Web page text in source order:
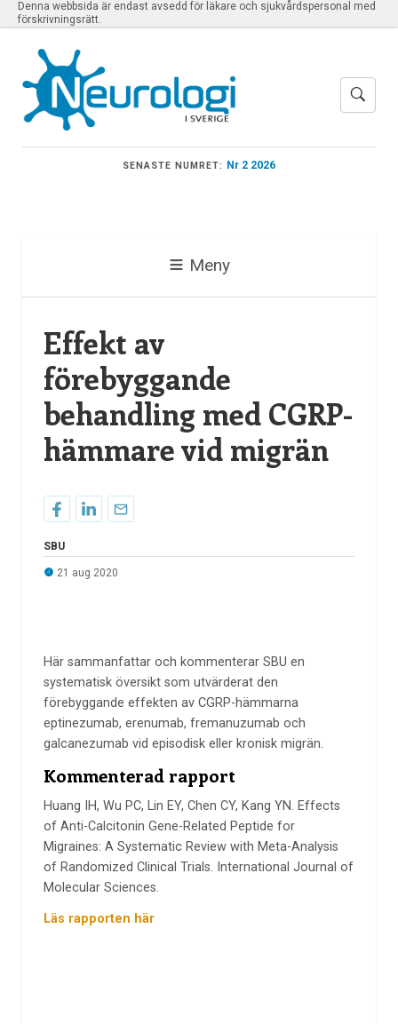
Denna webbsida är endast avsedd för läkare och sjukvårdspersonal med
förskrivningsrätt.
SENASTE NUMRET: Nr 2 2026
Meny
Effekt av
förebyggande
behandling med CGRP-
hämmare vid migrän
SBU
21 aug 2020
Här sammanfattar och kommenterar SBU en
systematisk översikt som utvärderat den
förebyggande effekten av CGRP-hämmarna
eptinezumab, erenumab, fremanuzumab och
galcanezumab vid episodisk eller kronisk migrän.
Kommenterad rapport
Huang IH, Wu PC, Lin EY, Chen CY, Kang YN. Effects
of Anti-Calcitonin Gene-Related Peptide for
Migraines: A Systematic Review with Meta-Analysis
of Randomized Clinical Trials. International Journal of
Molecular Sciences.
Läs rapporten här